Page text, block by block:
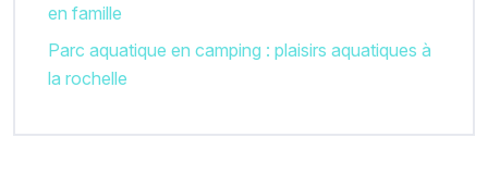
en famille
Parc aquatique en camping : plaisirs aquatiques à
la rochelle